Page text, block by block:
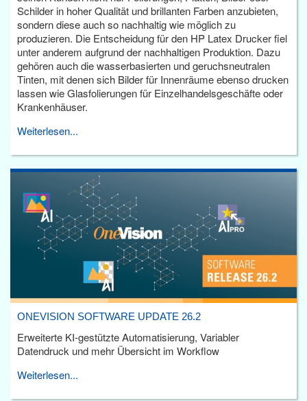
Schilder in hoher Qualität und brillanten Farben anzubieten,
sondern diese auch so nachhaltig wie möglich zu
produzieren. Die Entscheidung für den HP Latex Drucker fiel
unter anderem aufgrund der nachhaltigen Produktion. Dazu
gehören auch die wasserbasierten und geruchsneutralen
Tinten, mit denen sich Bilder für Innenräume ebenso drucken
lassen wie Glasfolierungen für Einzelhandelsgeschäfte oder
Krankenhäuser.
Weiterlesen...
ONEVISION SOFTWARE UPDATE 26.2
Erweiterte KI-gestützte Automatisierung, Variabler
Datendruck und mehr Übersicht im Workflow
Weiterlesen...